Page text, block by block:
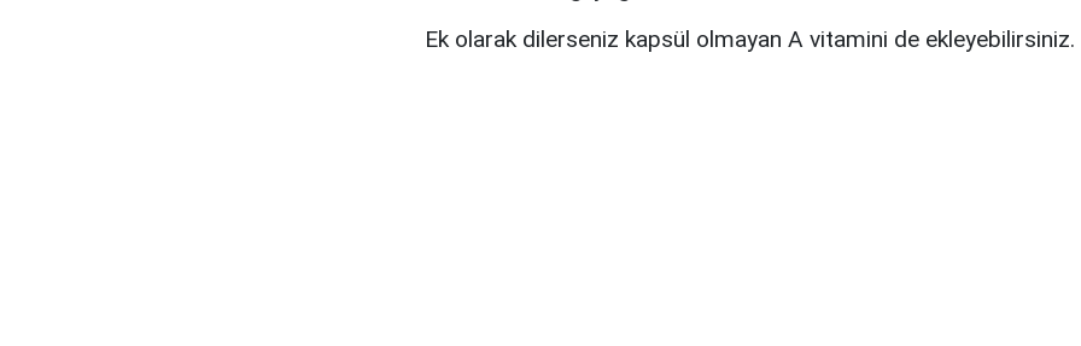
Ek olarak dilerseniz kapsül olmayan A vitamini de ekleyebilirsiniz.